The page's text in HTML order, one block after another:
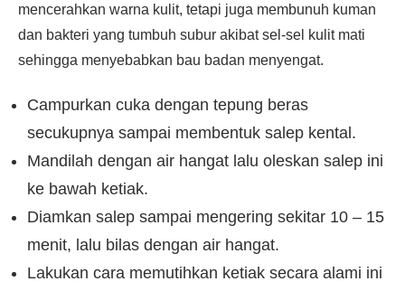
mencerahkan warna kulit, tetapi juga membunuh kuman
dan bakteri yang tumbuh subur akibat sel-sel kulit mati
sehingga menyebabkan bau badan menyengat.
Campurkan cuka dengan tepung beras
secukupnya sampai membentuk salep kental.
Mandilah dengan air hangat lalu oleskan salep ini
ke bawah ketiak.
Diamkan salep sampai mengering sekitar 10 – 15
menit, lalu bilas dengan air hangat.
Lakukan cara memutihkan ketiak secara alami ini